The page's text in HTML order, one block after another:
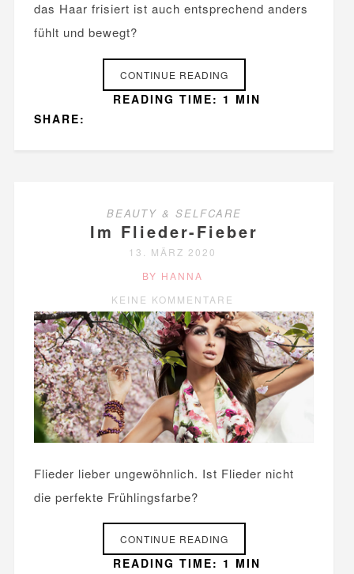
das Haar frisiert ist auch entsprechend anders
fühlt und bewegt?
CONTINUE READING
SHARE:
READING TIME: 1 MIN
BEAUTY & SELFCARE
Im Flieder-Fieber
13. MÄRZ 2020
BY HANNA
KEINE KOMMENTARE
Flieder lieber ungewöhnlich. Ist Flieder nicht
die perfekte Frühlingsfarbe?
CONTINUE READING
READING TIME: 1 MIN